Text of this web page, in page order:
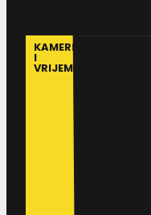
KAMERE
I
VRIJEME